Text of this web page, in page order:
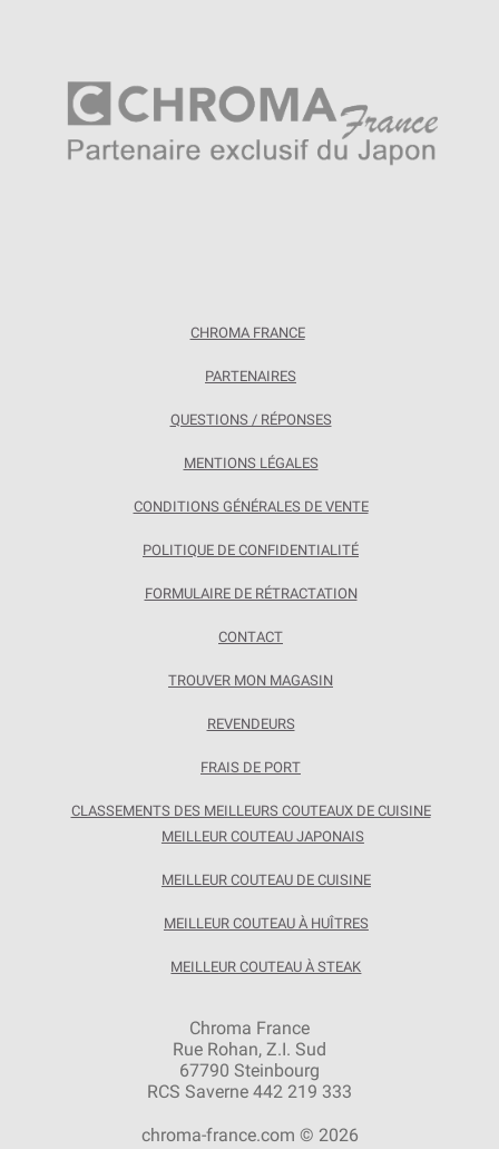
CHROMA FRANCE
PARTENAIRES
QUESTIONS / RÉPONSES
MENTIONS LÉGALES
CONDITIONS GÉNÉRALES DE VENTE
POLITIQUE DE CONFIDENTIALITÉ
FORMULAIRE DE RÉTRACTATION
CONTACT
TROUVER MON MAGASIN
REVENDEURS
FRAIS DE PORT
CLASSEMENTS DES MEILLEURS COUTEAUX DE CUISINE
MEILLEUR COUTEAU JAPONAIS
MEILLEUR COUTEAU DE CUISINE
MEILLEUR COUTEAU À HUÎTRES
MEILLEUR COUTEAU À STEAK
Chroma France
Rue Rohan, Z.I. Sud
67790 Steinbourg
RCS Saverne 442 219 333
chroma-france.com © 2026